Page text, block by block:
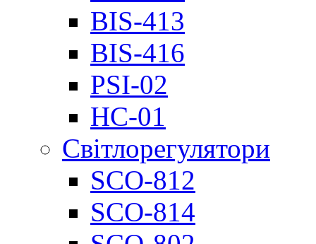
BIS-413
BIS-416
PSI-02
НС-01
Світлорегулятори
SCO-812
SCO-814